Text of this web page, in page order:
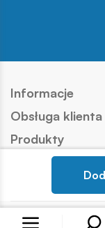
Informacje
Obsługa klienta
Produkty
Kontakt
Copyright © COBI SA